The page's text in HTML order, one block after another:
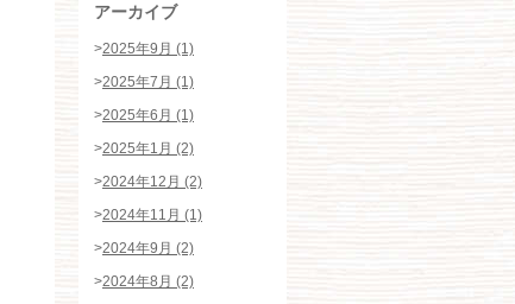
アーカイブ
>2025年9月 (1)
>2025年7月 (1)
>2025年6月 (1)
>2025年1月 (2)
>2024年12月 (2)
>2024年11月 (1)
>2024年9月 (2)
>2024年8月 (2)